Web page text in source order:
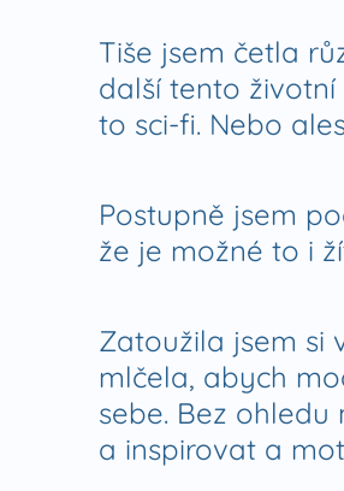
Tiše jsem četla
další tento
to sci-fi. Nebo
Postupně jsem
že je možné to i
Zatoužila jsem si
mlčela, abych
sebe. Bez
a inspirovat a